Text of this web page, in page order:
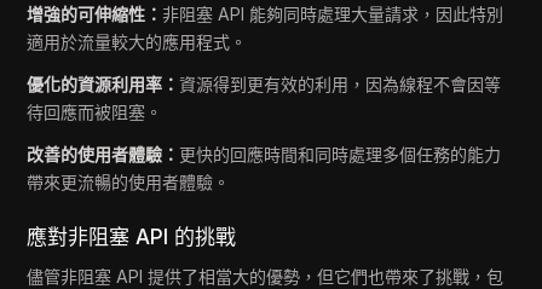
增強的可伸縮性： 非阻塞 API 能夠同時處理大量請求，因此特別
適用於流量較大的應用程式。
優化的資源利用率：資源得到更有效的利用，因為線程不會因等
待回應而被阻塞。
改善的使用者體驗： 更快的回應時間和同時處理多個任務的能力
帶來更流暢的使用者體驗。
應對非阻塞 API 的挑戰
儘管非阻塞 API 提供了相當大的優勢，但它們也帶來了挑戰，包